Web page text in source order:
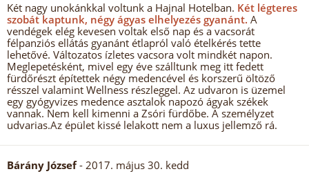
Két nagy unokánkkal voltunk a Hajnal Hotelban. Két légteres
szobát kaptunk, négy ágyas elhelyezés gyanánt. A
vendégek elég kevesen voltak első nap és a vacsorát
félpanziós ellátás gyanánt étlapról való ételkérés tette
lehetővé. Változatos ízletes vacsora volt mindkét napon.
Meglepetésként, mivel egy éve szálltunk meg itt fedett
fürdőrészt építettek négy medencével és korszerű öltöző
résszel valamint Wellness részleggel. Az udvaron is üzemel
egy gyógyvizes medence asztalok napozó ágyak székek
vannak. Nem kell kimenni a Zsóri fürdőbe. A személyzet
udvarias.Az épület kissé lelakott nem a luxus jellemző rá.
Bárány József- 2017. május 30. kedd